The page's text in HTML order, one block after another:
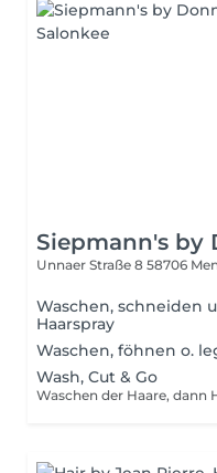
Siepmann's by
Unnaer Straße 8 58706
Waschen, schneiden
Haarspray
Waschen, föhnen o.
Wash, Cut & Go
Waschen der Haare, dann